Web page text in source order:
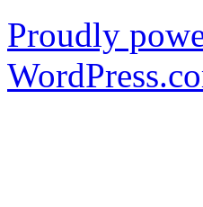
Proudly